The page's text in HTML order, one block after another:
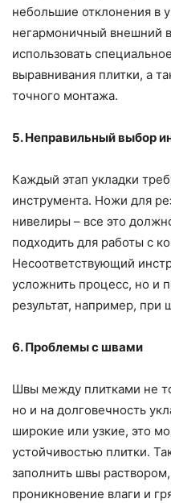
небольшие отклонения в
негармоничный внешний
использовать
выравнивания плитки, а
точного монтажа.
5. Неправильный выбор
Каждый этап укладки
инструмента. Ножи для
нивелиры – все это
подходить для работы с
Несоответствующий
усложнить процесс, но и
результат, например, при
6. Проблемы с швами
Швы между плитками не
но и на долговечность
широкие или узкие, это
устойчивостью плитки.
заполнить швы
проникновение влаги и